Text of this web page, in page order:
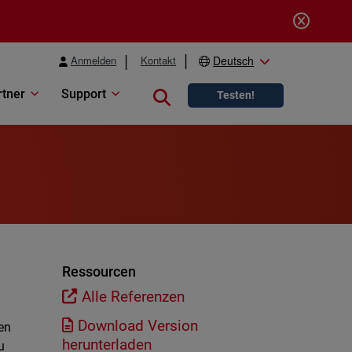
Anmelden Kontakt Deutsch
Support Close search
Testen!
Ressourcen
Alle Referenzen
Download Version
herunterladen